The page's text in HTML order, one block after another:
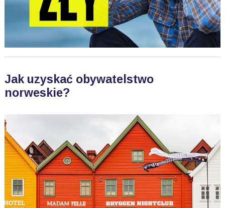
Jak uzyskać obywatelstwo
norweskie?